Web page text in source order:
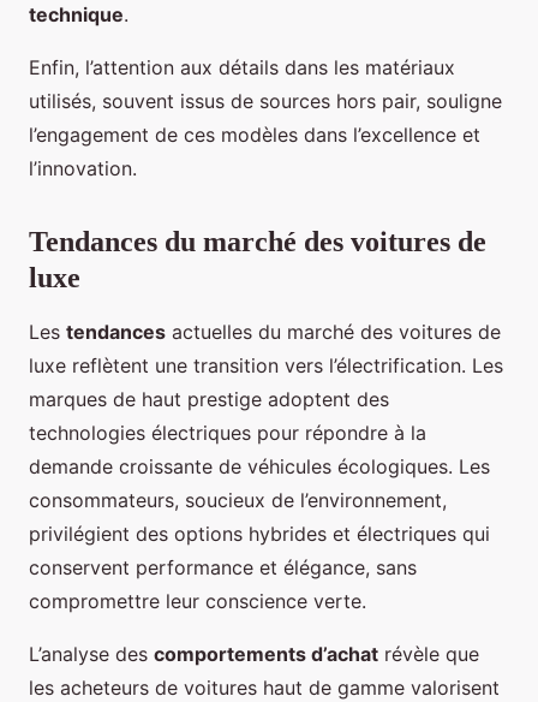
technique.
Enfin, l’attention aux détails dans les matériaux
utilisés, souvent issus de sources hors pair, souligne
l’engagement de ces modèles dans l’excellence et
l’innovation.
Tendances du marché des voitures de
luxe
Les tendances actuelles du marché des voitures de
luxe reflètent une transition vers l’électrification. Les
marques de haut prestige adoptent des
technologies électriques pour répondre à la
demande croissante de véhicules écologiques. Les
consommateurs, soucieux de l’environnement,
privilégient des options hybrides et électriques qui
conservent performance et élégance, sans
compromettre leur conscience verte.
L’analyse des comportements d’achat révèle que
les acheteurs de voitures haut de gamme valorisent